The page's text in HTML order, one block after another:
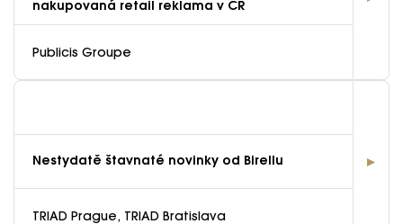
O EFFIE
nakupovaná retail reklama v ČR
Publicis Groupe
Nestydatě štavnaté novinky od Birellu
TRIAD Prague, TRIAD Bratislava